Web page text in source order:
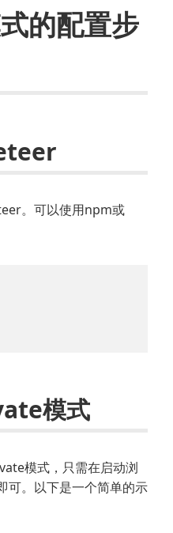
的配置步
。可以使用npm或
模式
模式，只需在启动浏
可。以下是一个简单的示